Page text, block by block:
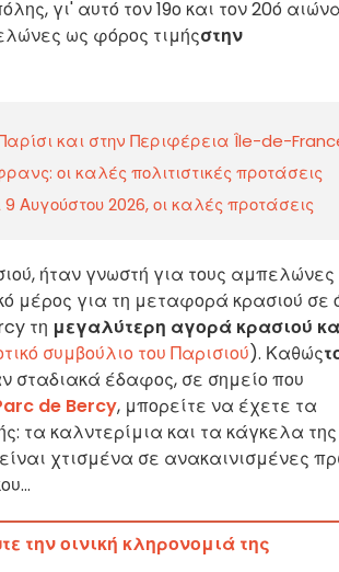
γι' αυτό τον 19ο και τον 20ό
ως φόρος τιμήςστην
και στην Περιφέρεια Île-de-
οι καλές πολιτιστικές προτάσεις
Αυγούστου 2026, οι καλές προτάσεις
ήταν γνωστή για τους αμπελώνες
μέρος για τη μεταφορά κρασιού σε
τη μεγαλύτερη αγορά κρασιού
συμβούλιο του Παρισιού). Καθώς
σταδιακά έδαφος, σε σημείο που
de Bercy, μπορείτε να έχετε τα
τα καλντερίμια και τα κάγκελα της
χτισμένα σε ανακαινισμένες
την οινική κληρονομιά της